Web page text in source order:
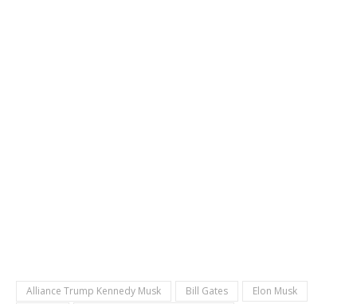
Alliance Trump Kennedy Musk Bill Gates
Elon Musk